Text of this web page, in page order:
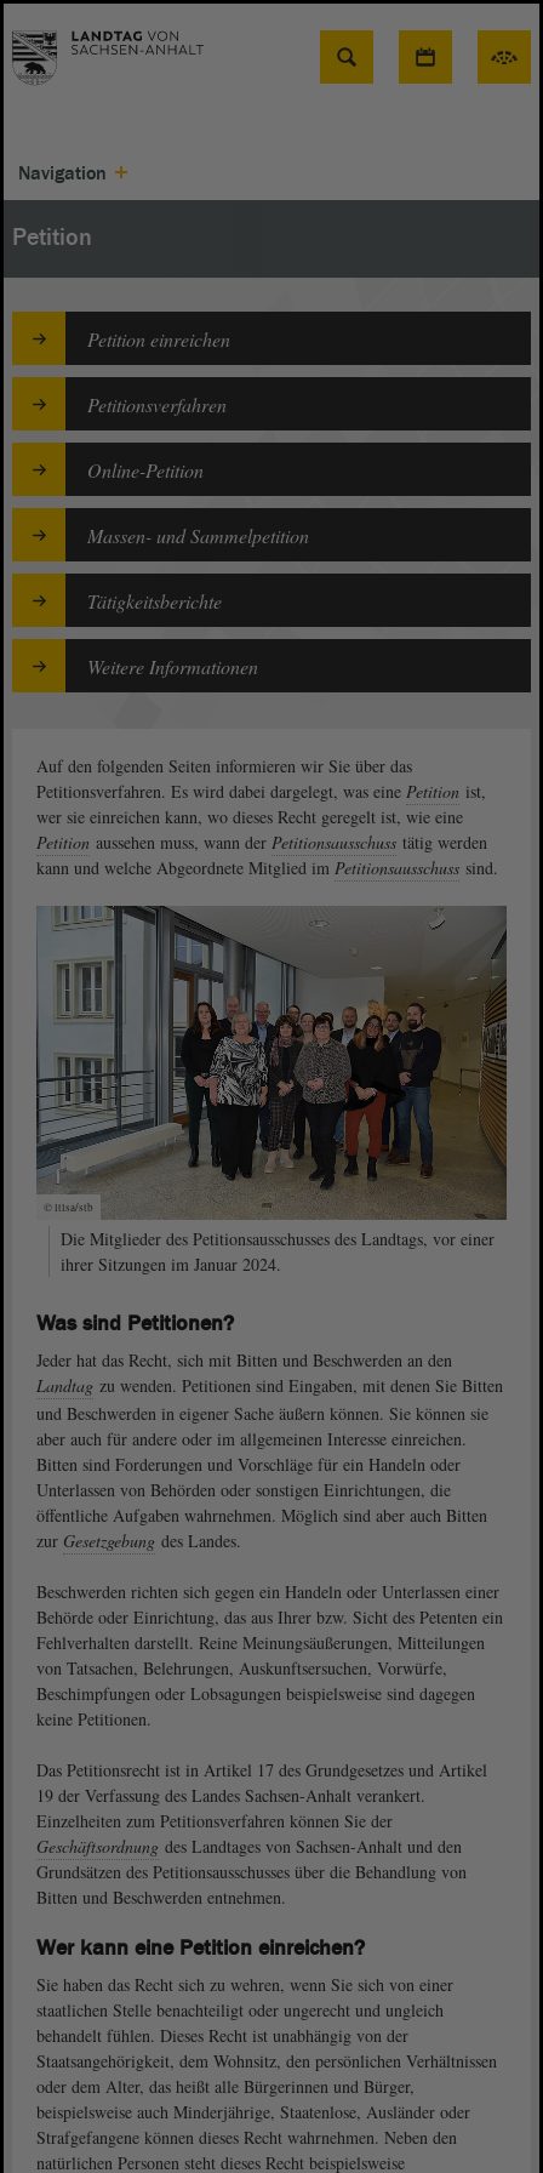
Suche
Navigation
Petition
Petition einreichen
Petitionsverfahren
Online-Petition
Massen- und Sammelpetition
Tätigkeitsberichte
Weitere Informationen
Auf den folgenden Seiten informieren wir Sie über das
Petitionsverfahren. Es wird dabei dargelegt, was eine Petition ist,
wer sie einreichen kann, wo dieses Recht geregelt ist, wie eine
Petition aussehen muss, wann der Petitionsausschuss tätig werden
kann und welche Abgeordnete Mitglied im Petitionsausschuss sind.
© ltlsa/stb
Die Mitglieder des Petitionsausschusses des Landtags, vor einer
ihrer Sitzungen im Januar 2024.
Was sind Petitionen?
Jeder hat das Recht, sich mit Bitten und Beschwerden an den
Landtag zu wenden. Petitionen sind Eingaben, mit denen Sie Bitten
und Beschwerden in eigener Sache äußern können. Sie können sie
aber auch für andere oder im allgemeinen Interesse einreichen.
Bitten sind Forderungen und Vorschläge für ein Handeln oder
Unterlassen von Behörden oder sonstigen Einrichtungen, die
öffentliche Aufgaben wahrnehmen. Möglich sind aber auch Bitten
zur Gesetzgebung des Landes.
Beschwerden richten sich gegen ein Handeln oder Unterlassen einer
Behörde oder Einrichtung, das aus Ihrer bzw. Sicht des Petenten ein
Fehlverhalten darstellt. Reine Meinungsäußerungen, Mitteilungen
von Tatsachen, Belehrungen, Auskunftsersuchen, Vorwürfe,
Beschimpfungen oder Lobsagungen beispielsweise sind dagegen
keine Petitionen.
Das Petitionsrecht ist in Artikel 17 des Grundgesetzes und Artikel
19 der Verfassung des Landes Sachsen-Anhalt verankert.
Einzelheiten zum Petitionsverfahren können Sie der
Geschäftsordnung des Landtages von Sachsen-Anhalt und den
Grundsätzen des Petitionsausschusses über die Behandlung von
Bitten und Beschwerden entnehmen.
Wer kann eine Petition einreichen?
Sie haben das Recht sich zu wehren, wenn Sie sich von einer
staatlichen Stelle benachteiligt oder ungerecht und ungleich
behandelt fühlen. Dieses Recht ist unabhängig von der
Staatsangehörigkeit, dem Wohnsitz, den persönlichen Verhältnissen
oder dem Alter, das heißt alle Bürgerinnen und Bürger,
beispielsweise auch Minderjährige, Staatenlose, Ausländer oder
Strafgefangene können dieses Recht wahrnehmen. Neben den
natürlichen Personen steht dieses Recht beispielsweise